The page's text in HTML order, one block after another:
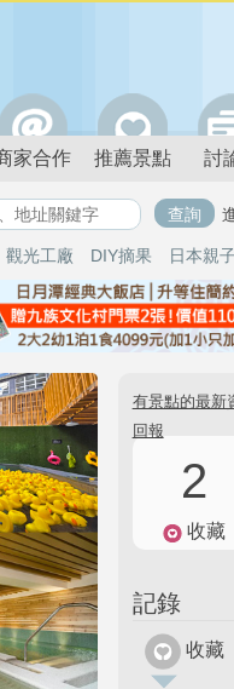
家合作 推薦景點 討
觀光工廠 DIY摘果 日本親
有景點的最新
回報
2
收藏
記錄
收藏